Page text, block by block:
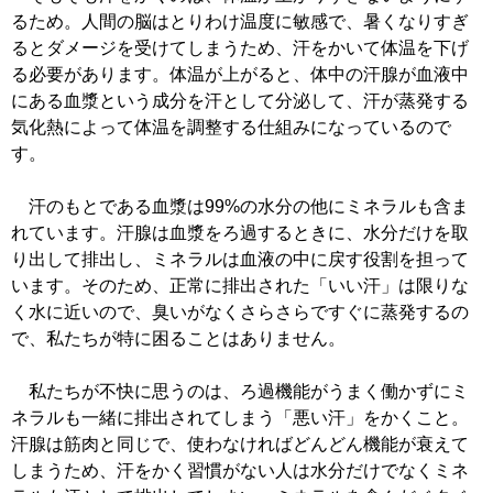
るため。人間の脳はとりわけ温度に敏感で、暑くなりすぎ
るとダメージを受けてしまうため、汗をかいて体温を下げ
る必要があります。体温が上がると、体中の汗腺が血液中
にある血漿という成分を汗として分泌して、汗が蒸発する
気化熱によって体温を調整する仕組みになっているので
す。
汗のもとである血漿は99%の水分の他にミネラルも含ま
れています。汗腺は血漿をろ過するときに、水分だけを取
り出して排出し、ミネラルは血液の中に戻す役割を担って
います。そのため、正常に排出された「いい汗」は限りな
く水に近いので、臭いがなくさらさらですぐに蒸発するの
で、私たちが特に困ることはありません。
私たちが不快に思うのは、ろ過機能がうまく働かずにミ
ネラルも一緒に排出されてしまう「悪い汗」をかくこと。
汗腺は筋肉と同じで、使わなければどんどん機能が衰えて
しまうため、汗をかく習慣がない人は水分だけでなくミネ